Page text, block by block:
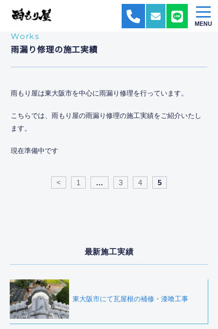
MENU
HOME 施工実績
雨漏り修理の施工実績
Works
雨もり屋は東大阪市を中心に雨漏り修理を行っています。
こちらでは、雨もり屋の雨漏り修理の施工実績をご紹介いたし
ます。
現在準備中です
< 1 … 3 4 5
最新施工実績
東大阪市にて瓦屋根の補修・漆喰工事